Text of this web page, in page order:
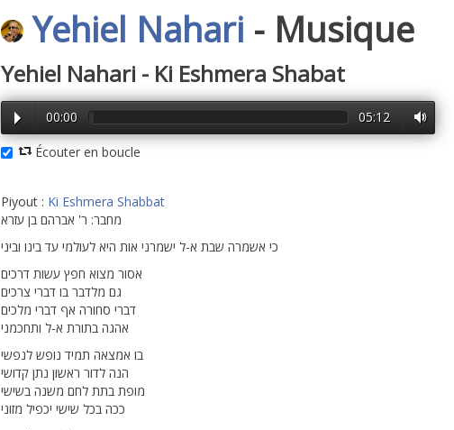
Yehiel Nahari - Musique
Yehiel Nahari - Ki Eshmera Shabat
00:00 05:12
Écouter en boucle
Piyout : Ki Eshmera Shabbat
מחבר: ר' אברהם בן עזרא
כי אשמרה שבת א-ל ישמרני אות היא לעולמי עד בינו וביני
אסור מצוא חפץ עשות דרכים
גם מלדבר בו דברי צרכים
דברי סחורה אף דברי מלכים
אהגה בתורת א-ל ותחכמני
בו אמצאה תמיד נופש לנפשי
הנה לדור ראשון נתן קדושי
מופת בתת לחם משנה בשישי
ככה בכל שישי יכפיל מזוני